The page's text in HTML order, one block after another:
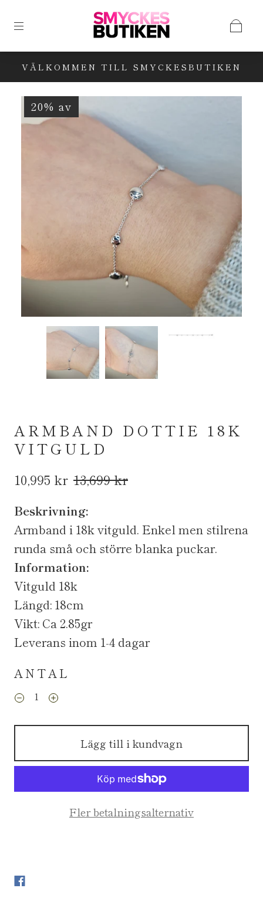
VÄLKOMMEN TILL SMYCKESBUTIKEN
20% av
ARMBAND DOTTIE 18K
VITGULD
10,995 kr 13,699 kr
Beskrivning:
Armband i 18k vitguld. Enkel men stilrena
runda små och större blanka puckar.
Information:
Vitguld 18k
Längd: 18cm
Vikt: Ca 2.85gr
Leverans inom 1-4 dagar
ANTAL
Lägg till i kundvagn
Fler betalningsalternativ